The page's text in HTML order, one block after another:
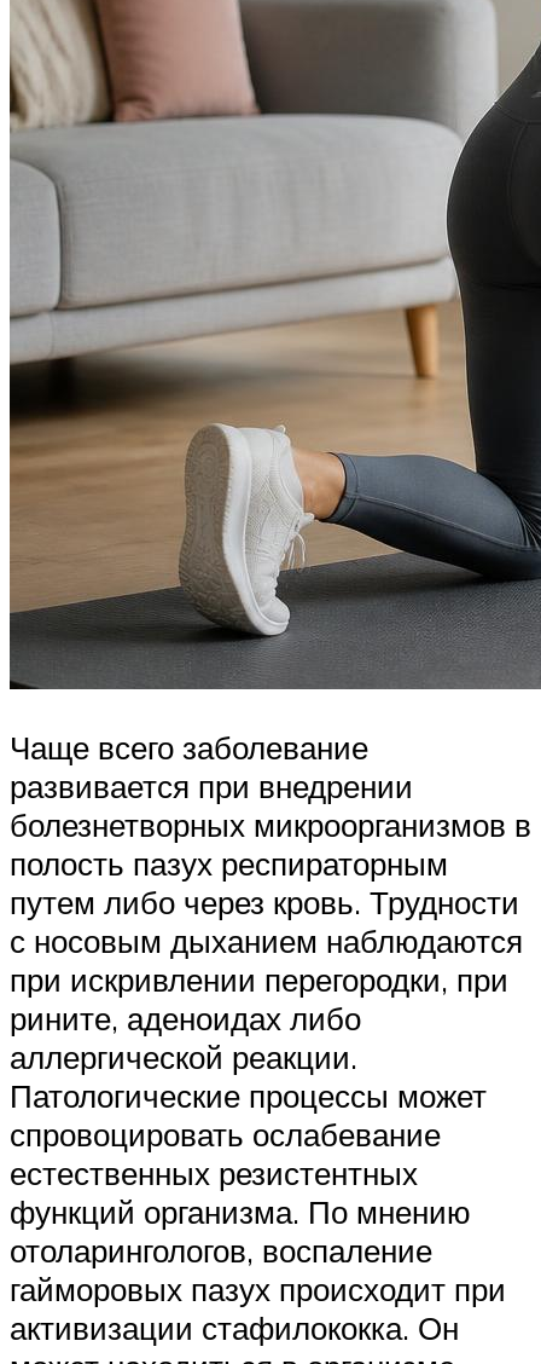
Чаще всего заболевание
развивается при внедрении
болезнетворных микроорганизмов в
полость пазух респираторным
путем либо через кровь. Трудности
с носовым дыханием наблюдаются
при искривлении перегородки, при
рините, аденоидах либо
аллергической реакции.
Патологические процессы может
спровоцировать ослабевание
естественных резистентных
функций организма. По мнению
отоларингологов, воспаление
гайморовых пазух происходит при
активизации стафилококка. Он